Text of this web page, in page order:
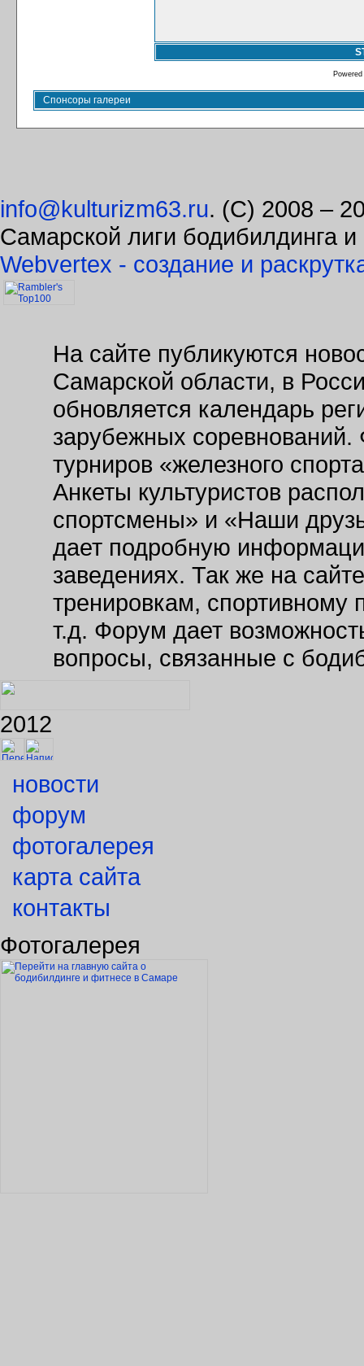
info@kulturizm63.ru
. (C) 2008 –
Самарской лиги бодибилдинга
Webvertex - создание и
На сайте публикуются
Самарской области, в
обновляется календарь
зарубежных соревнований.
турниров «железного
Анкеты культуристов
спортсмены» и «Наши
дает подробную
заведениях. Так же на
тренировкам, спортивному
т.д. Форум дает
вопросы, связанные с
2012
форум
фотогалерея
карта сайта
контакты
Фотогалерея